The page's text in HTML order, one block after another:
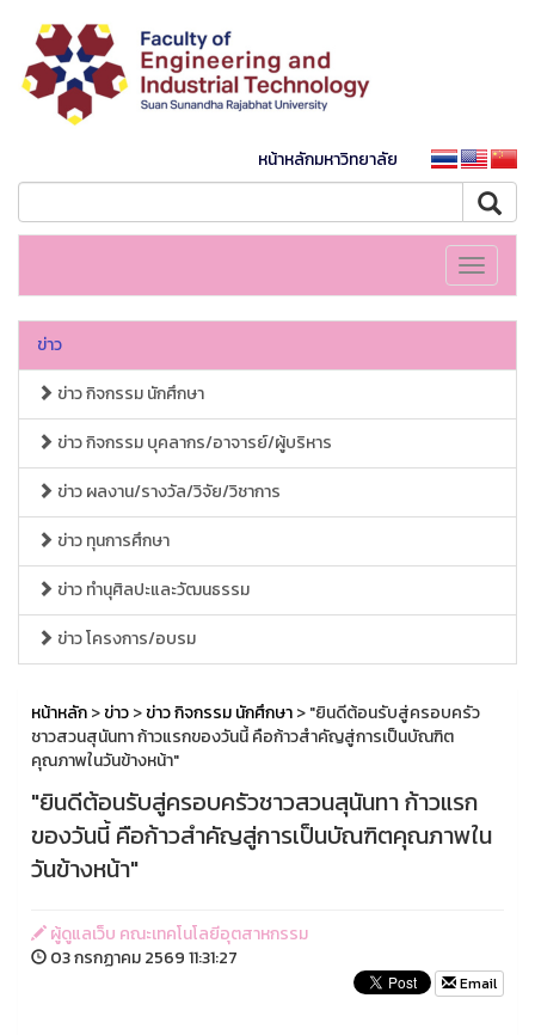
หน้าหลักมหาวิทยาลัย
Toggle
ข่าว
ข่าว กิจกรรม นักศึกษา
ข่าว กิจกรรม บุคลากร/อาจารย์/ผู้บริหาร
ข่าว ผลงาน/รางวัล/วิจัย/วิชาการ
ข่าว ทุนการศึกษา
ข่าว ทำนุศิลปะและวัฒนธรรม
ข่าว โครงการ/อบรม
หน้าหลัก>ข่าว>ข่าว กิจกรรม นักศึกษา> "ยินดีต้อนรับสู่ครอบครัว
ชาวสวนสุนันทา ก้าวแรกของวันนี้ คือก้าวสำคัญสู่การเป็นบัณฑิต
คุณภาพในวันข้างหน้า"
"ยินดีต้อนรับสู่ครอบครัวชาวสวนสุนันทา ก้าวแรก
ของวันนี้ คือก้าวสำคัญสู่การเป็นบัณฑิตคุณภาพใน
วันข้างหน้า"
ผู้ดูแลเว็บ คณะเทคโนโลยีอุตสาหกรรม
03 กรกฏาคม 2569 11:31:27
Email